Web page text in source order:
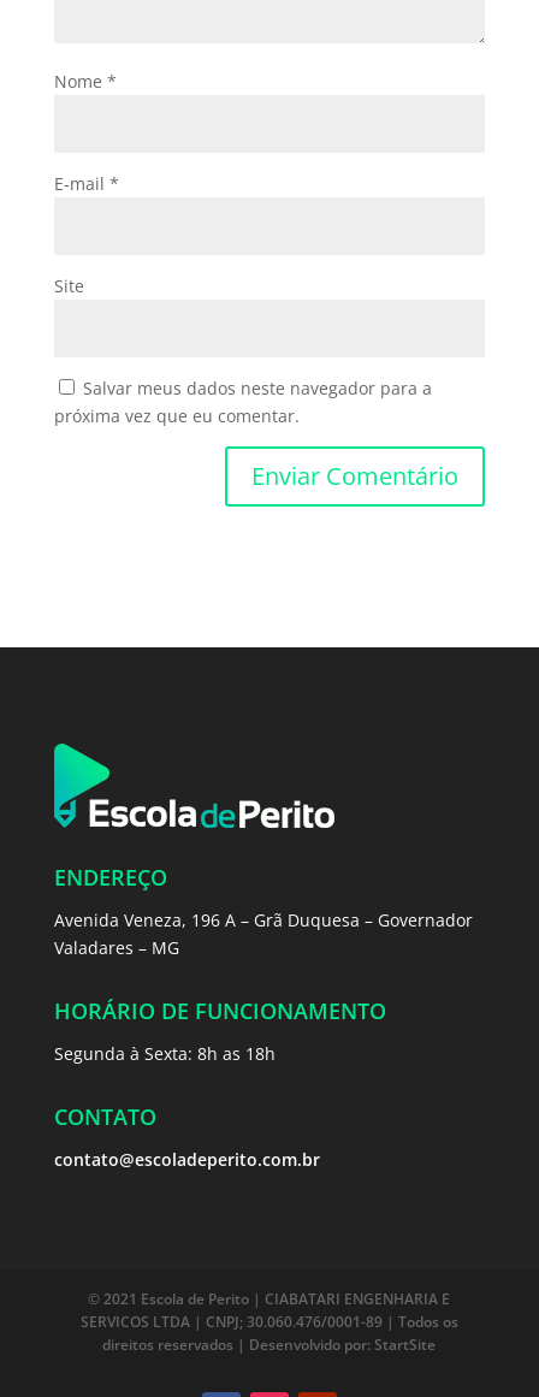
Nome *
E-mail *
Site
Salvar meus dados neste navegador para a
próxima vez que eu comentar.
ENDEREÇO
Avenida Veneza, 196 A – Grã Duquesa – Governador
Valadares – MG
HORÁRIO DE FUNCIONAMENTO
Segunda à Sexta: 8h as 18h
CONTATO
contato@escoladeperito.com.br
© 2021 Escola de Perito | CIABATARI ENGENHARIA E
SERVICOS LTDA | CNPJ; 30.060.476/0001-89 | Todos os
direitos reservados | Desenvolvido por: StartSite